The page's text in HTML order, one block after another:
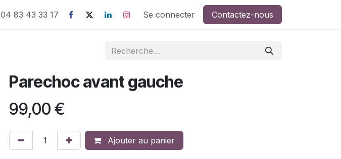
04 83 43 33 17 Se connecter Contactez-nous
Parechoc avant gauche
99,00 €
Ajouter au panier